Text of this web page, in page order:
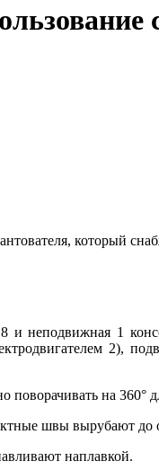
который
неподвижная 1
2),
на 360°
швы вырубают
наплавкой.